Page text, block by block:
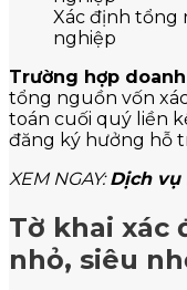
Xác định tổng
nghiệp
Trường hợp
tổng nguồn vốn
toán cuối quý liền
đăng ký hưởng hỗ
XEM NGAY:Dịch vụ
Tờ khai xác
nhỏ, siêu